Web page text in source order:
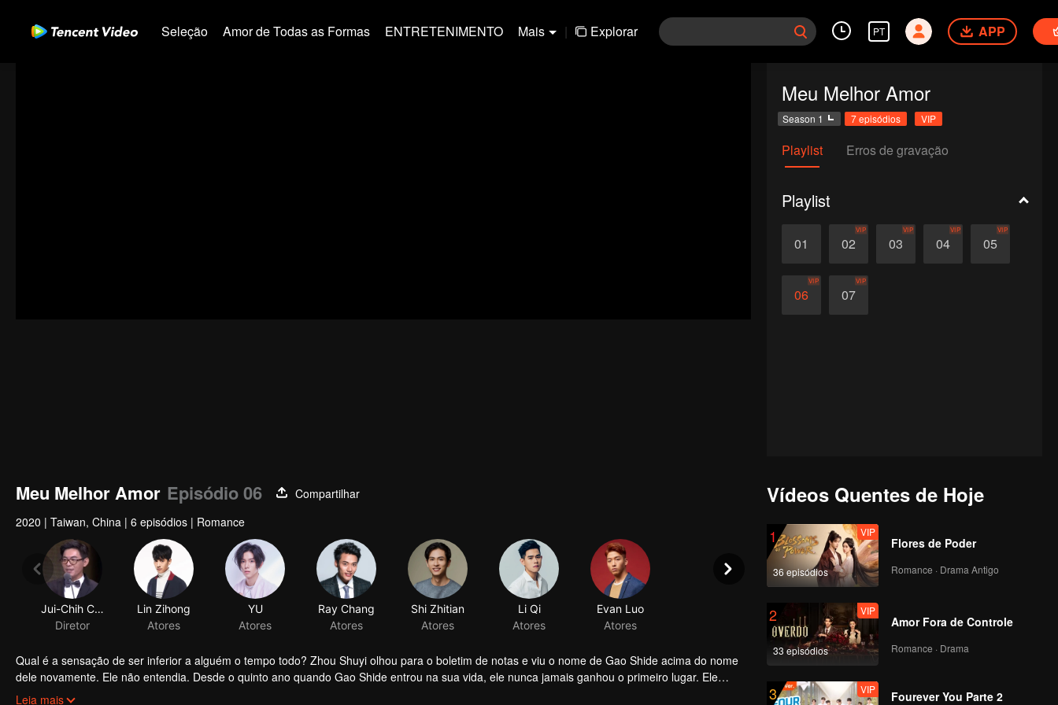
Seleção Amor de Todas as Formas ENTRETENIMENTO Mais | Explorar PT APP
Meu Melhor Amor
Season 1 7 episódios VIP
Playlist Erros de gravação
Playlist
01 02
VIP
03
VIP
04
VIP
05
VIP
06
VIP
07
VIP
Meu Melhor Amor Episódio 06
Compartilhar
2020 | Taiwan, China | 6 episódios | Romance
Jui-Chih Chiang
Diretor
Lin Zihong
Atores
YU
Atores
Ray Chang
Atores
Shi Zhitian
Atores
Li Qi
Atores
Evan Luo
Atores
Qual é a sensação de ser inferior a alguém o tempo todo? Zhou Shuyi olhou para o boletim de notas e viu o nome de Gao Shide acima do nome
dele novamente. Ele não entendia. Desde o quinto ano quando Gao Shide entrou na sua vida, ele nunca jamais ganhou o primeiro lugar. Ele
mudou de "sempre o primeiro" para "o segundo por dez mil anos" ... Finalmente, o ano final do ensino segundário chegou, ele não teve que
Leia mais
Vídeos Quentes de Hoje
1
36 episódios
VIP
Flores de Poder
Romance · Drama Antigo
2
33 episódios
VIP
Amor Fora de Controle
Romance · Drama
3 VIP
Fourever You Parte 2